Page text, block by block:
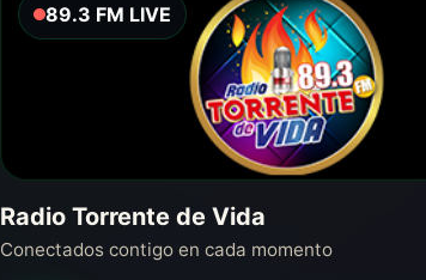
89.3 FM LIVE
Radio Torrente de Vida
Conectados contigo en cada momento